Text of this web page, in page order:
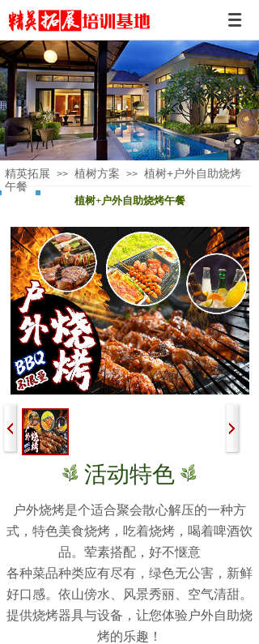
精英拓展 >> 植树方案 >> 植树+户外自助烧烤
午餐
植树+户外自助烧烤午餐
活动特色
户外烧烤是个适合聚会散心解压的一种方
式，特色美食烧烤，吃着烧烤，喝着啤酒饮
品。荤素搭配，好不惬意
各种菜品种类应有尽有，绿色无公害，新鲜
好口感。依山傍水、风景秀丽、空气清甜。
提供烧烤器具与设备，让您体验户外自助烧
烤的乐趣！